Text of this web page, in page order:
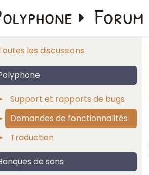
Forum
les discussions
Support et rapports de bugs
Demandes de fonctionnalités
Traduction
de sons